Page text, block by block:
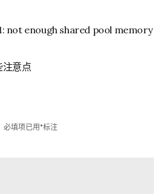
not enough shared pool memory
意点
必填项已用*标注